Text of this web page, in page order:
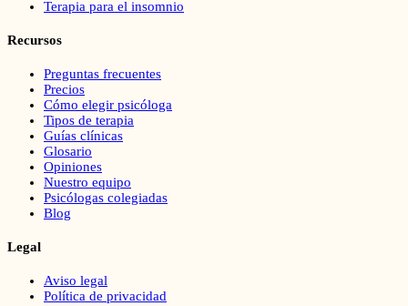
Terapia para el insomnio
Recursos
Preguntas frecuentes
Precios
Cómo elegir psicóloga
Tipos de terapia
Guías clínicas
Glosario
Opiniones
Nuestro equipo
Psicólogas colegiadas
Blog
Legal
Aviso legal
Política de privacidad